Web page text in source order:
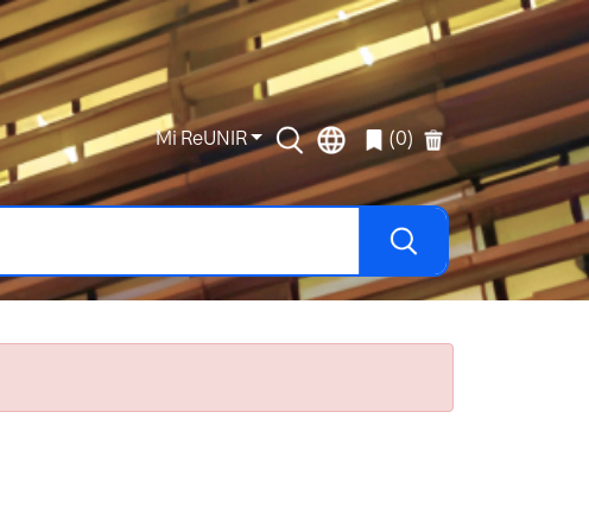
Mi ReUNIR (0)